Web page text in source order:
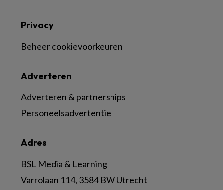
Adres
BSL Media & Learning
Varrolaan 114, 3584 BW Utrecht
Adverteren
Adverteren & partnerships
Personeelsadvertentie
Privacy
Beheer cookievoorkeuren